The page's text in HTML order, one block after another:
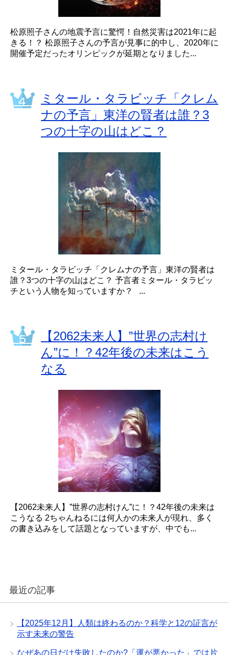
松原照子さんの地震予言に驚愕！自然災害は2021年に起
きる！？ 松原照子さんの予言が見事に的中し、2020年に
開催予定だったオリンピックが延期となりました...
ミタール・タラビッチ「クレム
ナの予言」東洋の賢者は誰？3
つの十字の山はどこ？
ミタール・タラビッチ「クレムナの予言」東洋の賢者は
誰？3つの十字の山はどこ？ 予言者ミタール・タラビッ
チという人物を知っていますか？ ...
【2062未来人】”世界の志村け
ん”に！？42年後の未来はこう
なる
【2062未来人】”世界の志村けん”に！？42年後の未来は
こうなる 2ちゃんねるには何人かの未来人が現れ、多く
の書き込みをして話題となっていますが、中でも...
最近の記事
【2025年12月】人類は終わるのか？科学と12の証言が
示す未来の警告
なぜあの日だけ失敗したのか?「運が悪かった」では片